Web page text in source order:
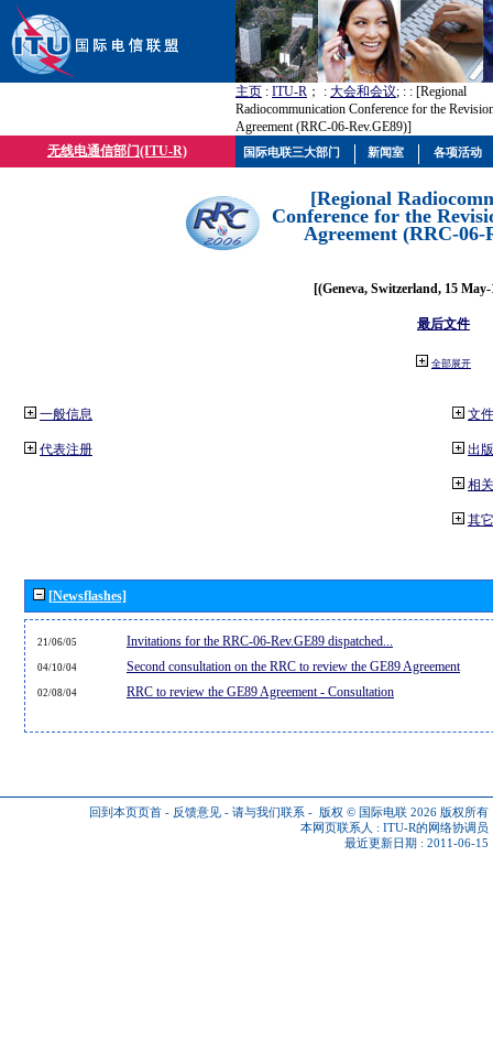
主页 : ITU-R ； : 大会和会议; : : [Regional
Radiocommunication Conference for the
Agreement (RRC-06-Rev.GE89)]
无线电通信部门(ITU-R)
[Regional
Conference for the
Agreement (RRC-06-
[(Geneva, Switzerland, 15
最后文件
全部展开
一般信息
代表注册
文件
出
相
其
[Newsflashes]
21/06/05 Invitations for the RRC-06-Rev.GE89 dispatched...
04/10/04 Second consultation on the RRC to review the GE89 Agreement
02/08/04 RRC to review the GE89 Agreement - Consultation
回到本页页首 - 反馈意见 - 请与我们联系 - 版权 © 国际电联 2026 版权所有
本网页联系人 : ITU-R的网络协调员
最近更新日期 : 2011-06-15
国际电联三大部门 新闻室 各项活动